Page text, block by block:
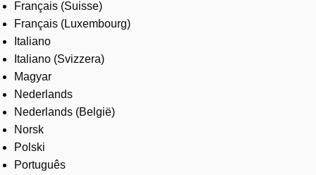
Français (Suisse)
Français (Luxembourg)
Italiano
Italiano (Svizzera)
Magyar
Nederlands
Nederlands (België)
Norsk
Polski
Português